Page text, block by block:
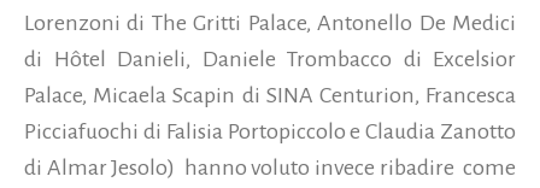
Lorenzoni di The Gritti Palace, Antonello De Medici
di Hôtel Danieli, Daniele Trombacco di Excelsior
Palace, Micaela Scapin di SINA Centurion, Francesca
Picciafuochi di Falisia Portopiccolo e Claudia Zanotto
di Almar Jesolo) hanno voluto invece ribadire come